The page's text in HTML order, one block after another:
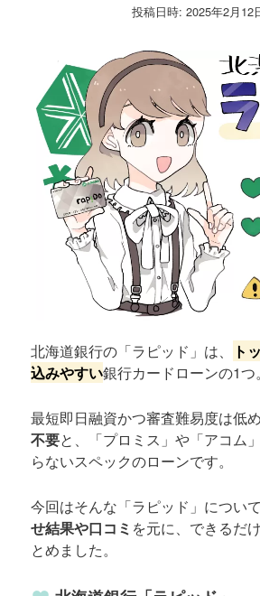
投稿日時:2025年2月12
北海道銀行の「ラピッド」は、
ト
込みやすい銀行カードローンの1つ。
最短即日融資かつ審査難易度は低
不要と、「プロミス」や「アコム
らないスペックのローンです。
今回はそんな「ラピッド」につい
せ結果や口コミ を元に、できるだ
とめました。